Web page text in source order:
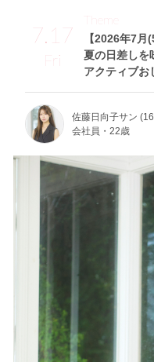
7.17
Fri
【2026年7月
夏の日差しを
アクティブお
Theme
佐藤日向子サン
会社員・22歳